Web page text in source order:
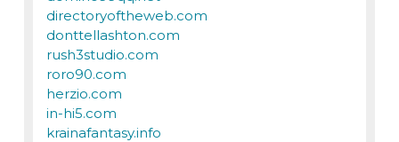
directoryoftheweb.com
donttellashton.com
rush3studio.com
roro90.com
herzio.com
in-hi5.com
krainafantasy.info